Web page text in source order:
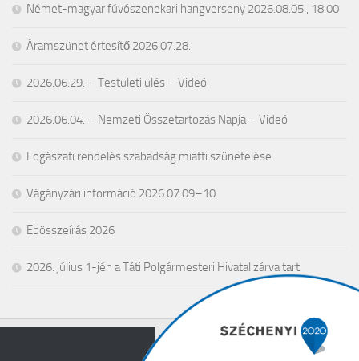
Német-magyar fúvószenekari hangverseny 2026.08.05., 18.00
Áramszünet értesítő 2026.07.28.
2026.06.29. – Testületi ülés – Videó
2026.06.04. – Nemzeti Összetartozás Napja – Videó
Fogászati rendelés szabadság miatti szünetelése
Vágányzári információ 2026.07.09–10.
Ebösszeírás 2026
2026. július 1-jén a Táti Polgármesteri Hivatal zárva tart